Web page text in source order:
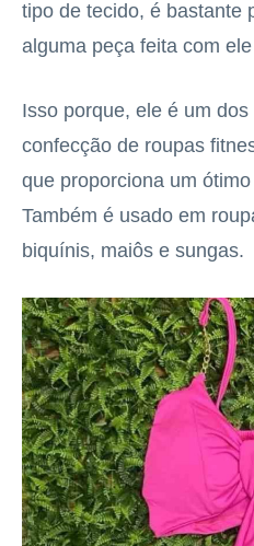
tipo de tecido, é bastante
alguma peça feita com
Isso porque, ele é um
confecção de roupas
que proporciona um
Também é usado em
biquínis, maiôs e sungas.